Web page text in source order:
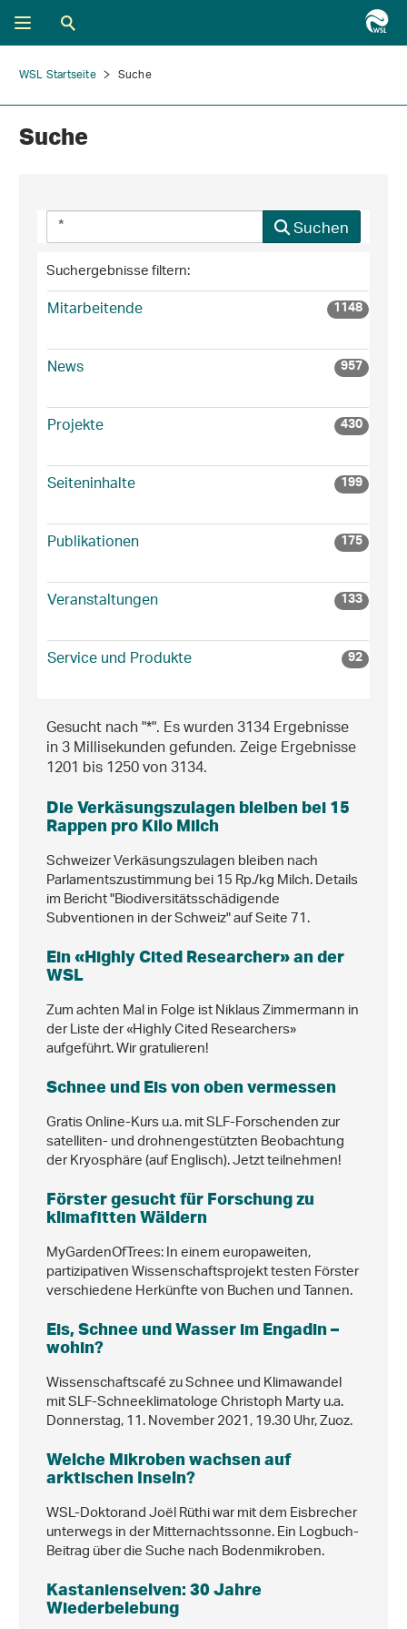
WSL Startseite Suche
Suche
Suchen
Suchergebnisse filtern:
Mitarbeitende 1148
News 957
Projekte 430
Seiteninhalte 199
Publikationen 175
Veranstaltungen 133
Service und Produkte 92
Gesucht nach "*".Es wurden 3134 Ergebnisse
in 3 Millisekunden gefunden.Zeige Ergebnisse
1201 bis 1250 von 3134.
Die Verkäsungszulagen bleiben bei 15
Rappen pro Kilo Milch
Schweizer Verkäsungszulagen bleiben nach
Parlamentszustimmung bei 15 Rp./kg Milch. Details
im Bericht "Biodiversitätsschädigende
Subventionen in der Schweiz" auf Seite 71.
Ein «Highly Cited Researcher» an der
WSL
Zum achten Mal in Folge ist Niklaus Zimmermann in
der Liste der «Highly Cited Researchers»
aufgeführt. Wir gratulieren!
Schnee und Eis von oben vermessen
Gratis Online-Kurs u.a. mit SLF-Forschenden zur
satelliten- und drohnengestützten Beobachtung
der Kryosphäre (auf Englisch). Jetzt teilnehmen!
Förster gesucht für Forschung zu
klimafitten Wäldern
MyGardenOfTrees: In einem europaweiten,
partizipativen Wissenschaftsprojekt testen Förster
verschiedene Herkünfte von Buchen und Tannen.
Eis, Schnee und Wasser im Engadin –
wohin?
Wissenschaftscafé zu Schnee und Klimawandel
mit SLF-Schneeklimatologe Christoph Marty u.a.
Donnerstag, 11. November 2021, 19.30 Uhr, Zuoz.
Welche Mikroben wachsen auf
arktischen Inseln?
WSL-Doktorand Joël Rüthi war mit dem Eisbrecher
unterwegs in der Mitternachtssonne. Ein Logbuch-
Beitrag über die Suche nach Bodenmikroben.
Kastanienselven: 30 Jahre
Wiederbelebung